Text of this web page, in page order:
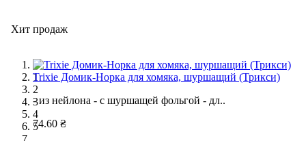
Хит продаж
Trixie Домик-Норка для хомяка, шуршащий (Трикси)
- из нейлона - с шуршащей фольгой - дл..
74.60 ₴
Sum-Plast Piłka (мяч литой) (Сам Пласт)
натуральная резина ванильный запах ..
16.00 ₴
Friskies (Фрискис) с говядиной в желе
friskies (фрискис) с говядиной в желе Ко..
7.10 ₴
Trixie Кости желатиновые (Трикси)
Кость содержит массу полезных питател..
7.10 ₴
Мяу! консервы для взрослых кошек рагу с кроликом и
индейкой 100 г
Паучи и консервы Мяу! — это полноц..
1
2
3
4
5